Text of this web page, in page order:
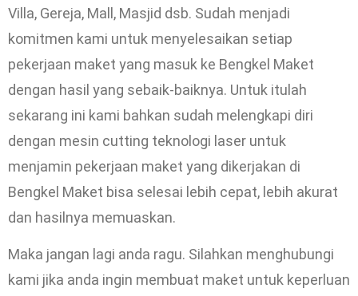
Villa, Gereja, Mall, Masjid dsb. Sudah menjadi
komitmen kami untuk menyelesaikan setiap
pekerjaan maket yang masuk ke Bengkel Maket
dengan hasil yang sebaik-baiknya. Untuk itulah
sekarang ini kami bahkan sudah melengkapi diri
dengan mesin cutting teknologi laser untuk
menjamin pekerjaan maket yang dikerjakan di
Bengkel Maket bisa selesai lebih cepat, lebih akurat
dan hasilnya memuaskan.
Maka jangan lagi anda ragu. Silahkan menghubungi
kami jika anda ingin membuat maket untuk keperluan